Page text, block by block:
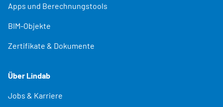
Apps und Berechnungstools
BIM-Objekte
Zertifikate & Dokumente
Über Lindab
Jobs & Karriere